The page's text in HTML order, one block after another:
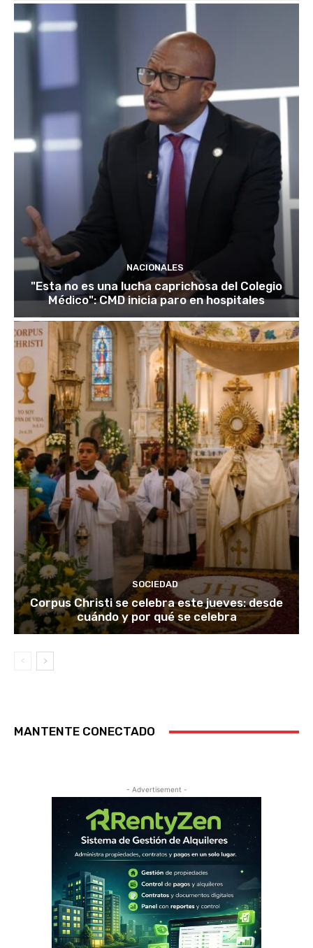
NACIONALES
"Esta no es una lucha caprichosa del Colegio
Médico": CMD inicia paro en hospitales
SOCIEDAD
Corpus Christi se celebra este jueves: desde
cuándo y por qué se celebra
MANTENTE CONECTADO
- Advertisement -